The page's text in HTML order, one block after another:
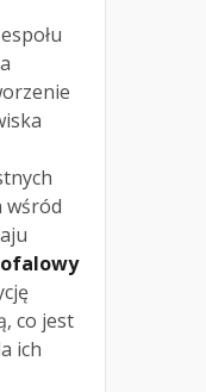
wśród
co jest
ich